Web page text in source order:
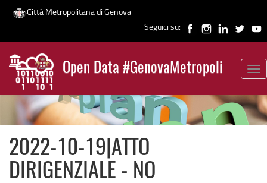
Salta
contenuto
principale
Città Metropolitana di Genova
Seguici su:
Open Data #GenovaMetropoli
News
2022-10-19|ATTO
DIRIGENZIALE - NO